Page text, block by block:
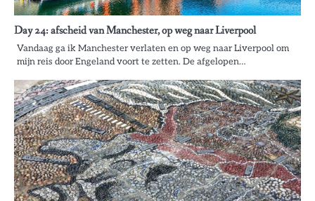
Day 24: afscheid van Manchester, op weg naar Liverpool
Vandaag ga ik Manchester verlaten en op weg naar Liverpool om
mijn reis door Engeland voort te zetten. De afgelopen…